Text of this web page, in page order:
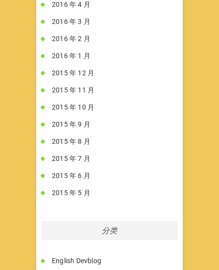
2016 年 4 月
2016 年 3 月
2016 年 2 月
2016 年 1 月
2015 年 12 月
2015 年 11 月
2015 年 10 月
2015 年 9 月
2015 年 8 月
2015 年 7 月
2015 年 6 月
2015 年 5 月
分类
English Devblog